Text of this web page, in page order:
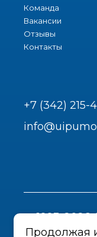
Команда
Вакансии
Отзывы
Контакты
+7 (342) 215-
1993-
Продолжая